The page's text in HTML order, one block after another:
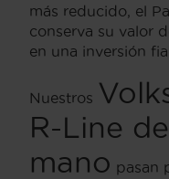
más reducido, el
conserva su valor
en una inversión
Nuestros
R-Line
mano pasan